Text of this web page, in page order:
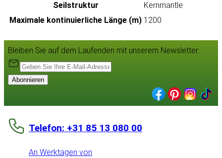
Seilstruktur
Kernmantle
Maximale kontinuierliche Länge (m) 1200
Bleiben Sie auf dem Laufenden mit unserem Newsletter:
Abonnieren
Telefon: +31 85 13 080 00
An Werktagen von